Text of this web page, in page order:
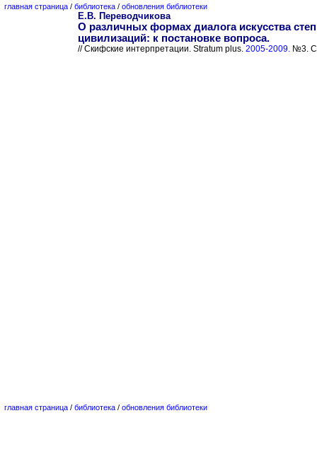
главная страница / библиотека / обновления библиотеки
Е.В. Переводчикова
О различных формах диалога искусства
цивилизаций: к постановке вопроса.
// Скифские интерпретации. Stratum plus. 2005-2009. №3.
главная страница / библиотека / обновления библиотеки